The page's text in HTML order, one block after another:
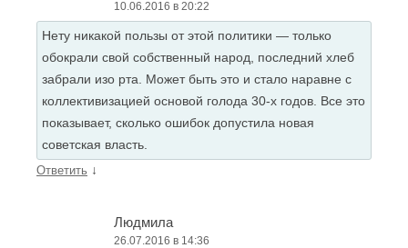
10.06.2016 в 20:22
Нету никакой пользы от этой политики — только
обокрали свой собственный народ, последний хлеб
забрали изо рта. Может быть это и стало наравне с
коллективизацией основой голода 30-х годов. Все это
показывает, сколько ошибок допустила новая
советская власть.
Ответить ↓
Людмила
26.07.2016 в 14:36